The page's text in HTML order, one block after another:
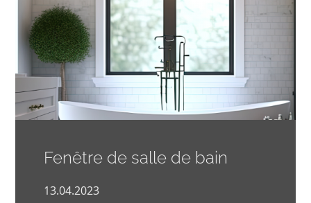
Fenêtre de salle de bain
13.04.2023